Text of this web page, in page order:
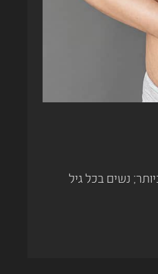
נשים בכל גיל